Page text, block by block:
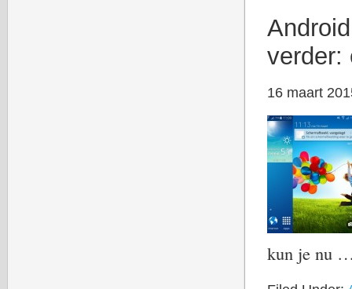
verder:
16 maart
kun je nu